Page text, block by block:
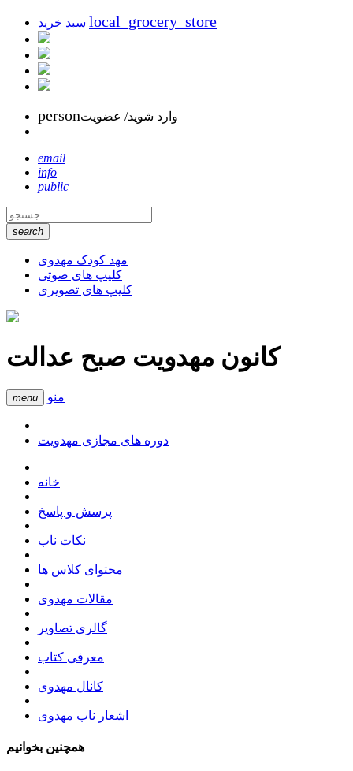
local_grocery_store
personوارد شوید/ عضویت
email
info
public
search
مهد کودک مهدوی
کلیپ های صوتی
کلیپ های تصویری
کانون مهدویت صبح عدالت
menu منو
دوره های مجازی مهدویت
خانه
پرسش و پاسخ
نکات ناب
محتوای کلاس ها
مقالات مهدوی
گالری تصاویر
معرفی کتاب
کانال مهدوی
اشعار ناب مهدوی
همچنین بخوانیم